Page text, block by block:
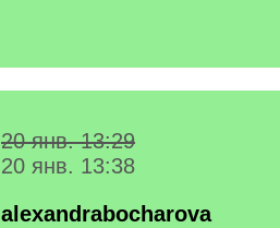
20 янв. 13:29
20 янв. 13:38
alexandrabocharova